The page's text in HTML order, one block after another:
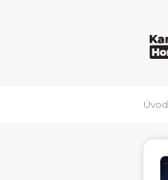
Úvod